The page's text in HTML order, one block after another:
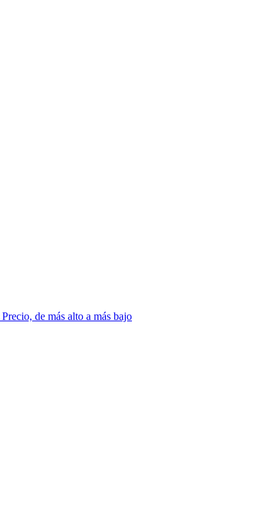
Precio, de más alto a más bajo